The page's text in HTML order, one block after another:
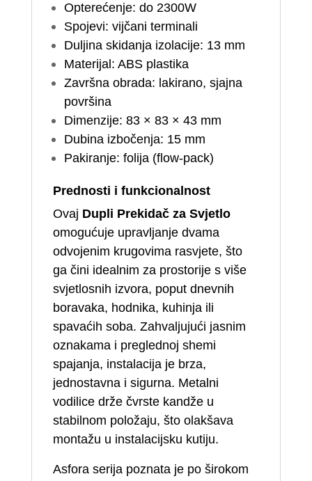
Opterećenje: do 2300W
Spojevi: vijčani terminali
Duljina skidanja izolacije: 13 mm
Materijal: ABS plastika
Završna obrada: lakirano, sjajna
površina
Dimenzije: 83 × 83 × 43 mm
Dubina izbočenja: 15 mm
Pakiranje: folija (flow-pack)
Prednosti i funkcionalnost
Ovaj Dupli Prekidač za Svjetlo
omogućuje upravljanje dvama
odvojenim krugovima rasvjete, što
ga čini idealnim za prostorije s više
svjetlosnih izvora, poput dnevnih
boravaka, hodnika, kuhinja ili
spavaćih soba. Zahvaljujući jasnim
oznakama i preglednoj shemi
spajanja, instalacija je brza,
jednostavna i sigurna. Metalni
vodilice drže čvrste kandže u
stabilnom položaju, što olakšava
montažu u instalacijsku kutiju.
Asfora serija poznata je po širokom